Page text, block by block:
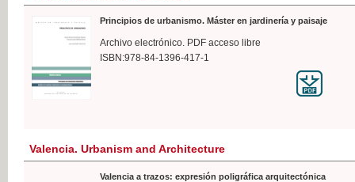
Principios de urbanismo. Máster en jardinería y paisaje
Archivo electrónico. PDF acceso libre
ISBN:978-84-1396-417-1
Valencia. Urbanism and Architecture
Valencia a trazos: expresión poligráfica arquitectónica